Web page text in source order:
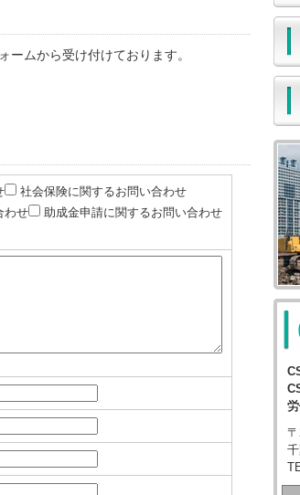
ムから受け付けております。
社会保険に関するお問い合わせ
わせ
助成金申請に関するお問い合わせ